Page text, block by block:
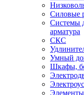
Силовые
Системы
арматура
СКС
Умный
Шкафы,
Элементы